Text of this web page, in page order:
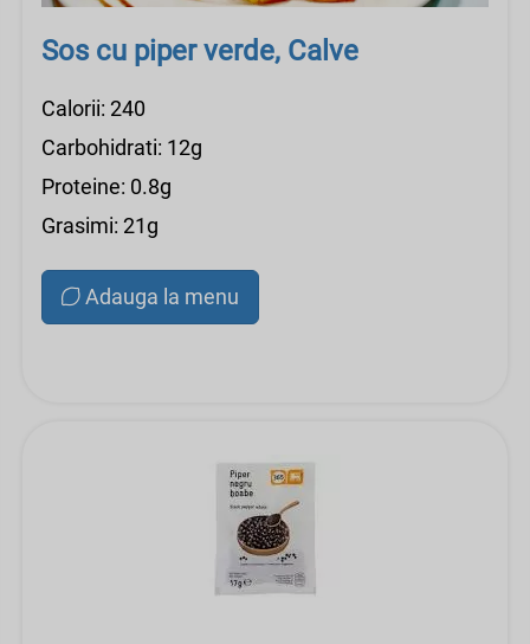
Sos cu piper verde, Calve
Calorii: 240
Carbohidrati: 12g
Proteine: 0.8g
Grasimi: 21g
Adauga la menu